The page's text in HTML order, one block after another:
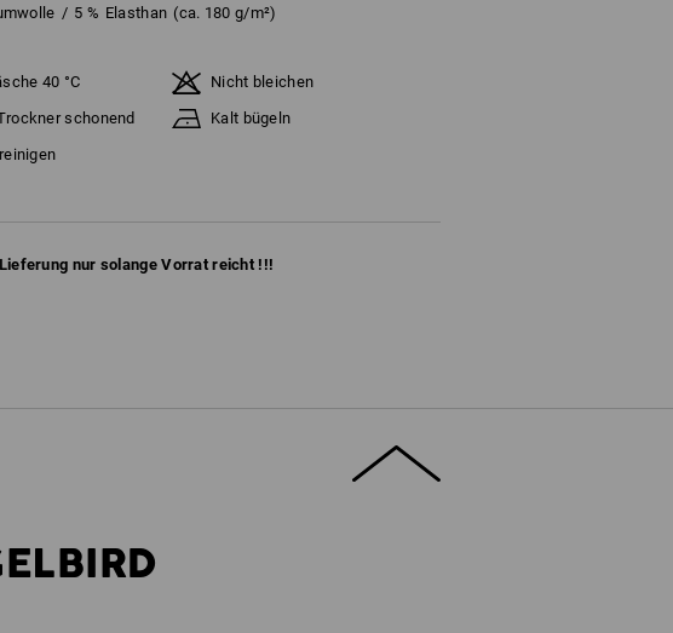
/ 5 % Elasthan (ca. 180 g/m²)
40 °C
Nicht bleichen
schonend
Kalt bügeln
nur solange Vorrat reicht !!!